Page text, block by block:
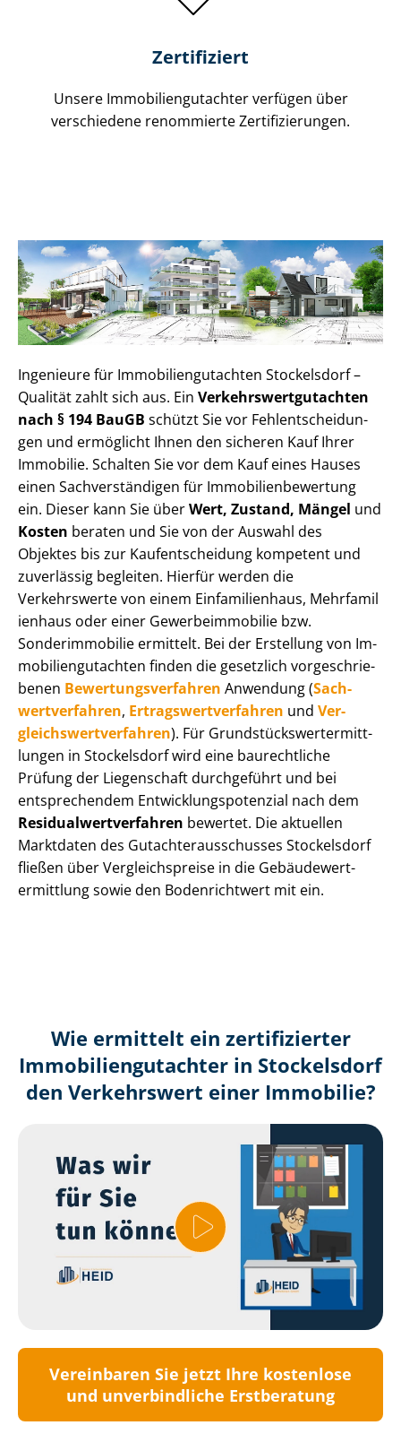
Zertifiziert
Unsere Immobilien­gutachter verfügen über
verschiedene renommierte Zer­ti­fi­zie­run­gen.
Ingenieure für Im­mo­bi­li­en­gut­ach­ten Stockelsdorf –
Qualität zahlt sich aus. Ein Ver­kehrs­wert­gut­ach­ten
nach § 194 BauGB schützt Sie vor Fehl­ent­schei­dun­
gen und ermöglicht Ihnen den sicheren Kauf Ihrer
Immobilie. Schalten Sie vor dem Kauf eines Hauses
einen Sach­ver­stän­di­gen für Im­mo­bi­li­en­be­wer­tung
ein. Dieser kann Sie überWert, Zustand, Mängel und
Kosten beraten und Sie von der Auswahl des
Objektes bis zur Kauf­ent­schei­dung kompetent und
zuverlässig begleiten. Hierfür werden die
Verkehrswerte von einem Einfamilienhaus, Mehr­fa­mi­l
i­en­haus oder einer Ge­wer­be­im­mo­bi­lie bzw.
Sonderimmobilie ermittelt. Bei der Erstellung von Im­
mo­bi­li­en­gut­ach­ten finden die gesetzlich vor­ge­schrie­
be­nen Be­wer­tungs­ver­fah­ren Anwendung (Sach­
wert­ver­fah­ren, Er­trags­wert­ver­fah­ren und Ver­
gleichs­wert­ver­fah­ren). Für Grund­stücks­wert­ermitt­
lun­gen in Stockelsdorf wird eine baurechtliche
Prüfung der Liegenschaft durchgeführt und bei
entsprechendem Ent­wick­lungs­po­ten­zi­al nach dem
Re­si­du­al­wert­ver­fah­ren bewertet. Die aktuellen
Marktdaten des Gut­ach­ter­aus­schus­ses Stockelsdorf
fließen über Ver­gleichs­prei­se in die Ge­bäu­de­wert­
ermitt­lung sowie den Bodenrichtwert mit ein.
Wie ermittelt ein zertifizierter
Immobilien­gutachter in Stockelsdorf
den Verkehrswert einer Immobilie?
Vereinbaren Sie jetzt Ihre kostenlose
und unverbindliche Erstberatung